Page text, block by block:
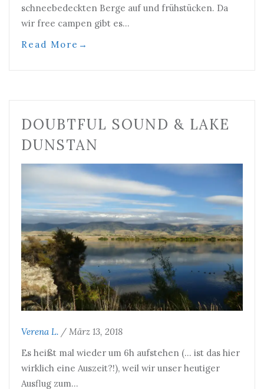
schneebedeckten Berge auf und frühstücken. Da
wir free campen gibt es…
Read More →
DOUBTFUL SOUND & LAKE
DUNSTAN
Verena L. / März 13, 2018
Es heißt mal wieder um 6h aufstehen (… ist das hier
wirklich eine Auszeit?!), weil wir unser heutiger
Ausflug zum…